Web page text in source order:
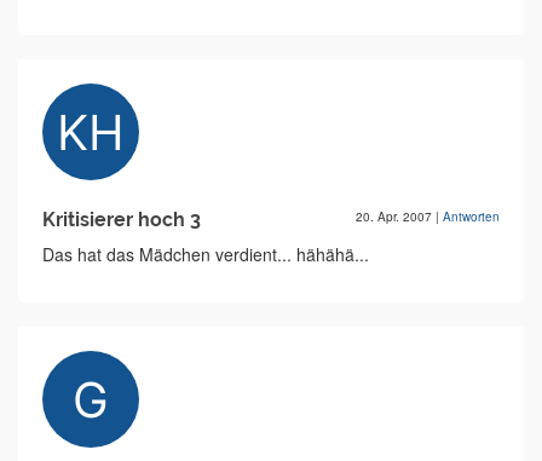
Kritisierer hoch 3 20. Apr. 2007 | Antworten
Das hat das Mädchen verdient... hähähä...